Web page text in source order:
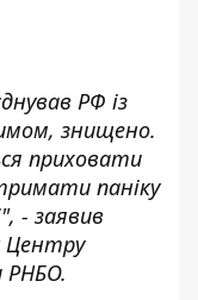
РФ із
знищено.
приховати
паніку
- заявив
Центру
РНБО.